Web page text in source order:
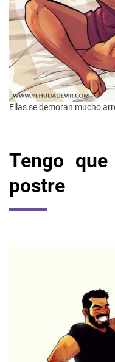
Ellas se demoran mucho
Tengo
postre